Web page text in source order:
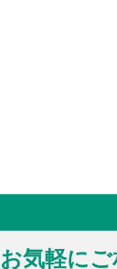
お気軽に